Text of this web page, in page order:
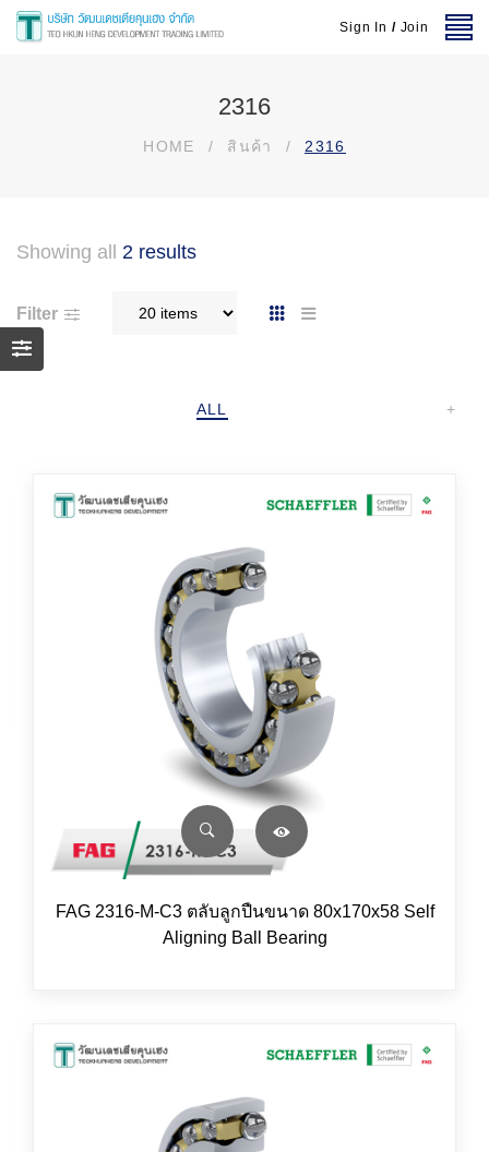
Sign In / Join
2316
HOME / สินค้า / 2316
Showing all 2 results
Filter
ALL +
FAG 2316-M-C3 ตลับลูกปืนขนาด 80x170x58 Self
Aligning Ball Bearing